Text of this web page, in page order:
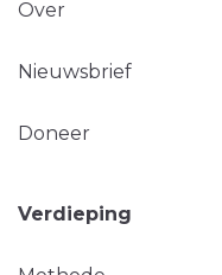
Over
Nieuwsbrief
Doneer
Verdieping